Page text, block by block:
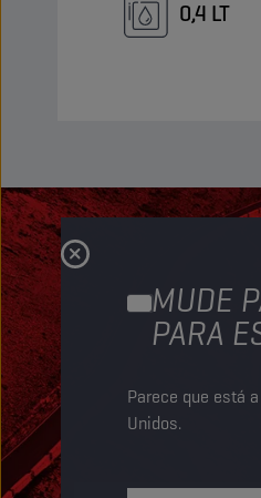
MUDE
PARA
Parece que está
Unidos.
0,4 LT